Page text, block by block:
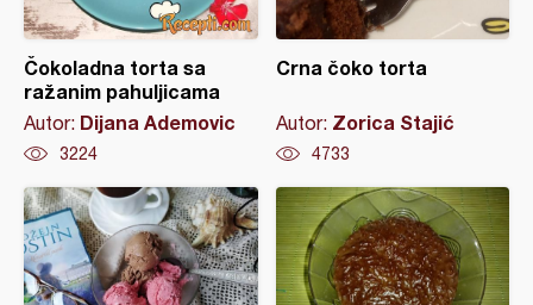
Čokoladna torta sa
ražanim pahuljicama
Autor: Dijana Ademovic
3224
Crna čoko torta
Autor: Zorica Stajić
4733